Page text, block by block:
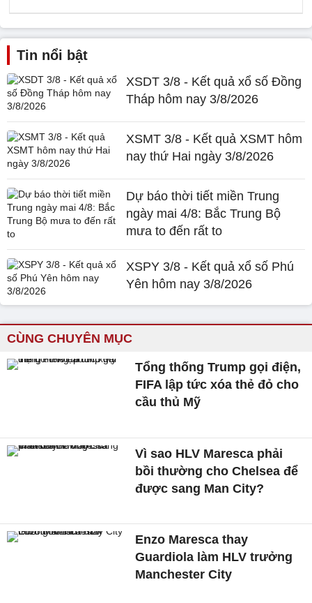
Tin nổi bật
XSDT 3/8 - Kết quả xổ số Đồng
Tháp hôm nay 3/8/2026
XSMT 3/8 - Kết quả XSMT hôm
nay thứ Hai ngày 3/8/2026
Dự báo thời tiết miền Trung
ngày mai 4/8: Bắc Trung Bộ
mưa to đến rất to
XSPY 3/8 - Kết quả xổ số Phú
Yên hôm nay 3/8/2026
CÙNG CHUYÊN MỤC
Tổng thống Trump gọi điện,
FIFA lập tức xóa thẻ đỏ cho
cầu thủ Mỹ
Vì sao HLV Maresca phải
bồi thường cho Chelsea để
được sang Man City?
Enzo Maresca thay
Guardiola làm HLV trưởng
Manchester City